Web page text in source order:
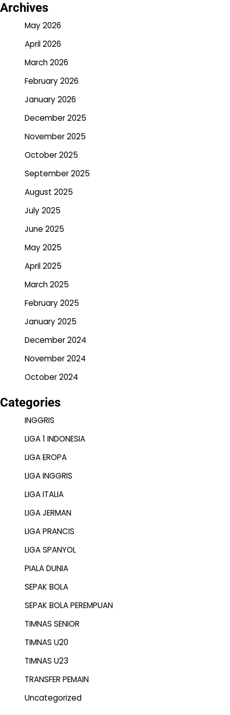
Archives
May 2026
April 2026
March 2026
February 2026
January 2026
December 2025
November 2025
October 2025
September 2025
August 2025
July 2025
June 2025
May 2025
April 2025
March 2025
February 2025
January 2025
December 2024
November 2024
October 2024
Categories
INGGRIS
LIGA 1 INDONESIA
LIGA EROPA
LIGA INGGRIS
LIGA ITALIA
LIGA JERMAN
LIGA PRANCIS
LIGA SPANYOL
PIALA DUNIA
SEPAK BOLA
SEPAK BOLA PEREMPUAN
TIMNAS SENIOR
TIMNAS U20
TIMNAS U23
TRANSFER PEMAIN
Uncategorized